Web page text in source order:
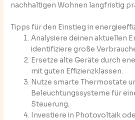
nachhaltigen Wohnen langfristig
Tipps für den Einstieg in
Analysiere deinen aktuellen
identifiziere große
Ersetze alte Geräte durch
mit guten Effizienzklassen.
Nutze smarte Thermostate
Beleuchtungssysteme für
Steuerung.
Investiere in Photovoltaik